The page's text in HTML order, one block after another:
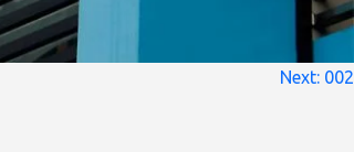
Next: 002